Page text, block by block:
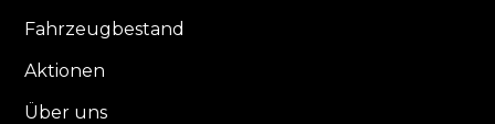
Fahrzeugbestand
Aktionen
Über uns